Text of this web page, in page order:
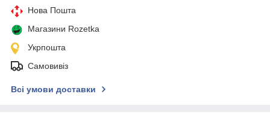
Нова Пошта
Магазини Rozetka
Укрпошта
Самовивіз
Всі умови доставки